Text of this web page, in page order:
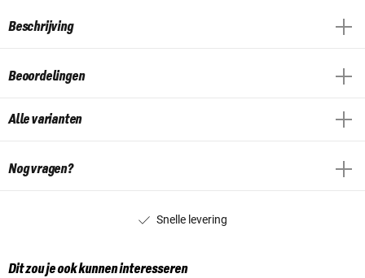
Beschrijving
Beoordelingen
Alle varianten
Nog vragen?
Snelle levering
Dit zou je ook kunnen interesseren